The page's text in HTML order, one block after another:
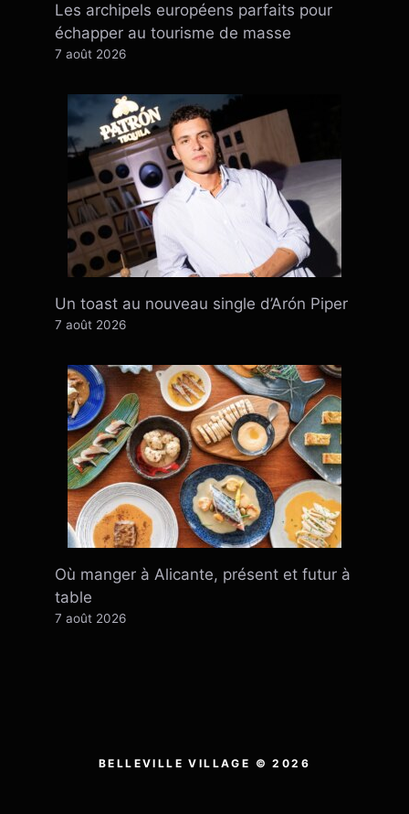
Les archipels européens parfaits pour
échapper au tourisme de masse
7 août 2026
Un toast au nouveau single d’Arón Piper
7 août 2026
Où manger à Alicante, présent et futur à
table
7 août 2026
BELLEVILLE VILLAGE © 2026